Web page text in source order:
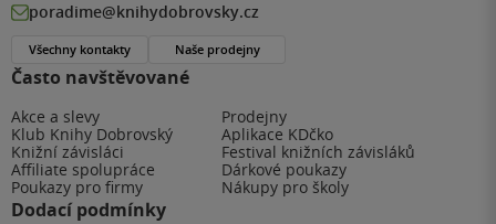
Často navštěvované
Akce a slevy
Prodejny
Klub Knihy Dobrovský
Aplikace KDčko
Knižní závisláci
Festival knižních závisláků
Affiliate spolupráce
Dárkové poukazy
Poukazy pro firmy
Nákupy pro školy
Dodací podmínky
poradime@knihydobrovsky.cz
Všechny kontakty Naše prodejny